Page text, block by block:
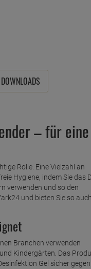
DOWNLOADS
– für eine
Rolle. Eine Vielzahl an
Hygiene, indem Sie das
verwenden und so den
und bieten Sie so
Branchen verwenden
Kindergärten. Das
Gel sicher gegen